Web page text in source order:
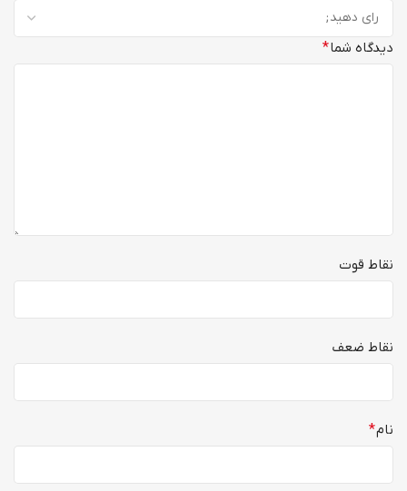
دیدگاه شما*
نقاط قوت
نقاط ضعف
نام*